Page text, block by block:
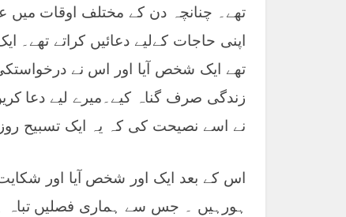
تھے۔ چنانچہ دن کے مختلف اوقات میں
اپنی حاجات کےلیے دعائیں کراتے تھے۔
تھے ایک شخص آیا اور اس نے
زندگی صرف گناہ کیے۔میرے لیے دعا
نے اسے نصیحت کی کہ یہ ایک تسبیح
اس کے بعد ایک اور شخص آیا اور
ہورہیں ۔ جس سے ہماری فصلیں تباہ